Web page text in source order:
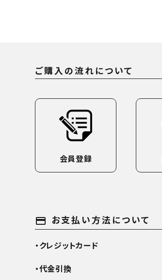
ご購入の流れについて
会員登録
payment お支払い方法について
・クレジットカード
・代金引換